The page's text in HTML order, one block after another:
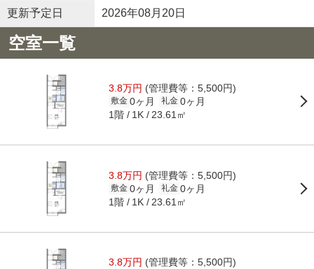
更新予定日 2026年08月20日
空室一覧
3.8万円 (管理費等：5,500円)
敷金 0ヶ月 礼金 0ヶ月
1階 1K 23.61㎡
3.8万円 (管理費等：5,500円)
敷金 0ヶ月 礼金 0ヶ月
1階 1K 23.61㎡
3.8万円 (管理費等：5,500円)